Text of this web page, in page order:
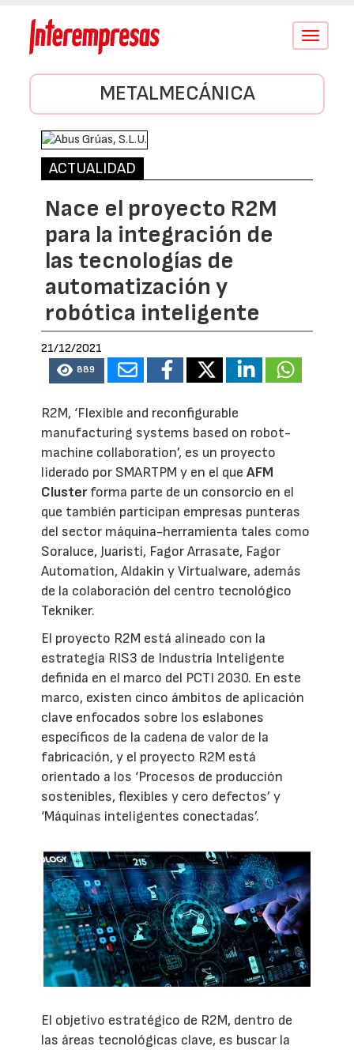
Conmutar
METALMECÁNICA
ACTUALIDAD
Nace el proyecto R2M
para la integración de
las tecnologías de
automatización y
robótica inteligente
21/12/2021
889
R2M, ‘Flexible and reconfigurable
manufacturing systems based on robot-
machine collaboration’, es un proyecto
liderado por SMARTPM y en el queAFM
Clusterforma parte de un consorcio en el
que también participan empresas punteras
del sector máquina-herramienta tales como
Soraluce, Juaristi, Fagor Arrasate, Fagor
Automation, Aldakin y Virtualware, además
de la colaboración del centro tecnológico
Tekniker.
El proyecto R2M está alineado con la
estrategia RIS3 de Industria Inteligente
definida en el marco del PCTI 2030. En este
marco, existen cinco ámbitos de aplicación
clave enfocados sobre los eslabones
específicos de la cadena de valor de la
fabricación, y el proyecto R2M está
orientado a los ‘Procesos de producción
sostenibles, flexibles y cero defectos’ y
‘Máquinas inteligentes conectadas’.
El objetivo estratégico de R2M, dentro de
las áreas tecnológicas clave, es buscar la